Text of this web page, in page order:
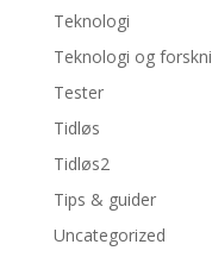
Teknologi
Teknologi og
Tester
Tidløs
Tidløs2
Tips & guider
Uncategorized